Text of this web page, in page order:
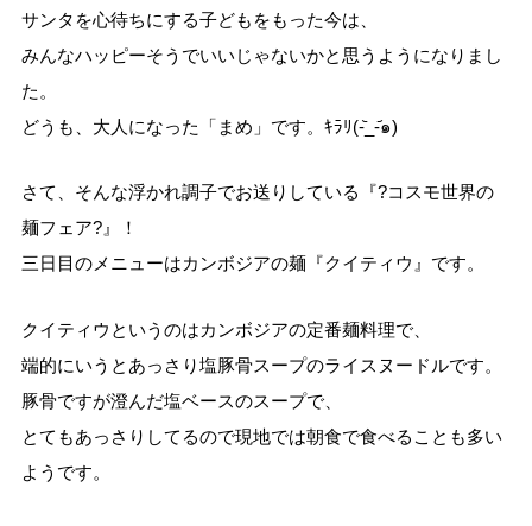
サンタを心待ちにする子どもをもった今は、
みんなハッピーそうでいいじゃないかと思うようになりまし
た。
どうも、大人になった「まめ」です。ｷﾗﾘ(-᷅_-᷄๑)
さて、そんな浮かれ調子でお送りしている『?コスモ世界の
麺フェア?』！
三日目のメニューはカンボジアの麺『クイティウ』です。
クイティウというのはカンボジアの定番麺料理で、
端的にいうとあっさり塩豚骨スープのライスヌードルです。
豚骨ですが澄んだ塩ベースのスープで、
とてもあっさりしてるので現地では朝食で食べることも多い
ようです。